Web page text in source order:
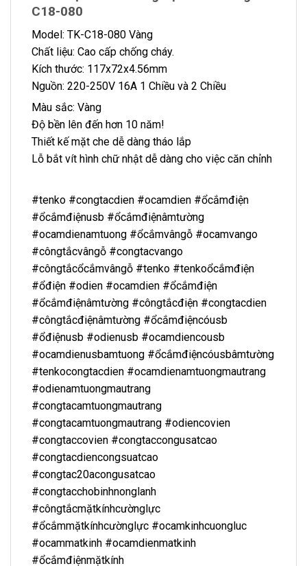
C18-080
Model: TK-C18-080 Vàng
Chất liệu: Cao cấp chống cháy.
Kích thước: 117x72x4.56mm
Nguồn: 220-250V 16A 1 Chiều và 2 Chiều
Màu sắc: Vàng
Độ bền lên đến hơn 10 năm!
Thiết kế mặt che dễ dàng tháo lắp
Lỗ bắt vít hình chữ nhật dễ dàng cho việc căn chỉnh
#tenko #congtacdien #ocamdien #ổcắmđiện
#ổcắmđiệnusb #ổcắmđiệnâmtường
#ocamdienamtuong #ổcắmvângỗ #ocamvango
#côngtắcvângỗ #congtacvango
#côngtắcổcắmvângỗ #tenko #tenkoổcắmđiện
#ổđiện #odien #ocamdien #ổcắmđiện
#ổcắmđiệnâmtường #côngtắcđiện #congtacdien
#côngtắcđiệnâmtường #ổcắmđiệncóusb
#ổđiệnusb #odienusb #ocamdiencousb
#ocamdienusbamtuong #ổcắmđiệncóusbâmtường
#tenkocongtacdien #ocamdienamtuongmautrang
#odienamtuongmautrang
#congtacamtuongmautrang
#congtacamtuongmautrang #odiencovien
#congtaccovien #congtaccongusatcao
#congtacdiencongsuatcao
#congtac20acongusatcao
#congtacchobinhnonglanh
#côngtắcmặtkínhcườnglực
#ổcắmmặtkínhcườnglực #ocamkinhcuongluc
#ocammatkinh #ocamdienmatkinh
#ổcắmđiệnmặtkính